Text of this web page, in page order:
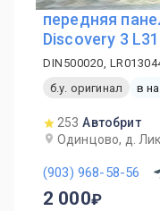
передняя
Discovery 3
DIN500020,
б.у. оригинал
в
253 Автобрит
Одинцово, д.
(903) 968-58-56
2 000